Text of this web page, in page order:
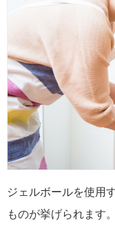
ジェルボールを使用
ものが挙げられます